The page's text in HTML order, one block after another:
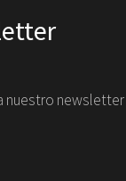
nuestro newsletter